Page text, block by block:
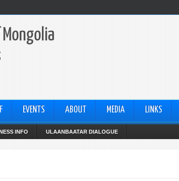
EVENTS ABOUT MEDIA LINKS
INFO ULAANBAATAR DIALOGUE